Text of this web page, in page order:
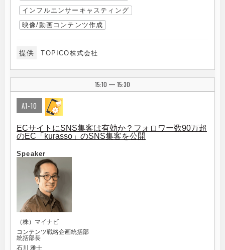
インフルエンサーキャスティング
映像/動画コンテンツ作成
提供 TOPICO株式会社
15:10 | 15:30
A1-10
ECサイトにSNS集客は有効か？フォロワー数90万超
のEC「kurasso」のSNS集客を公開
Speaker
（株）マイナビ
コンテンツ戦略企画統括部
統括部長
石川 雅士